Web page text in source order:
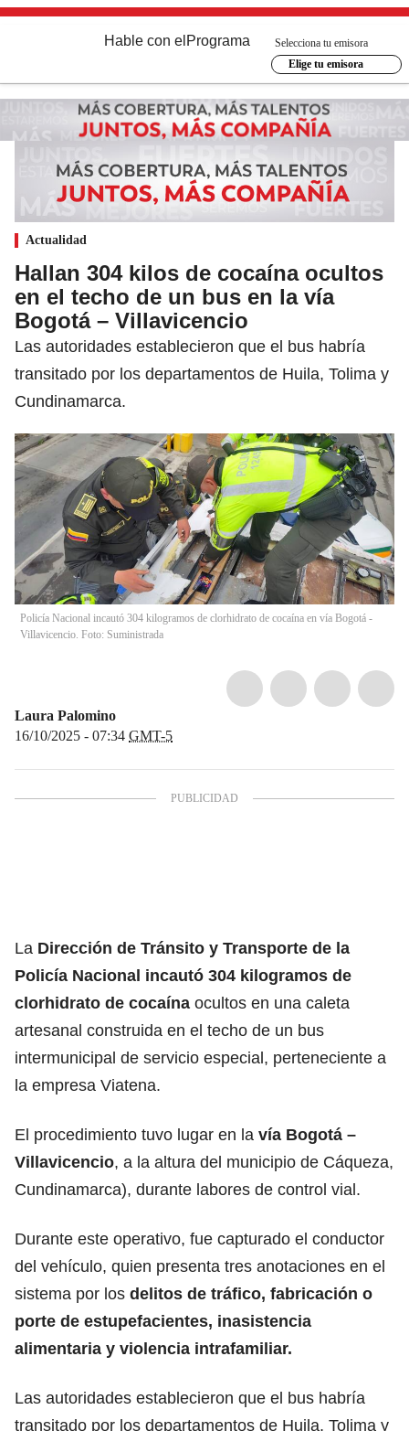
Hable con el Programa
Selecciona tu emisora
Elige tu emisora
Actualidad
Hallan 304 kilos de cocaína ocultos
en el techo de un bus en la vía
Bogotá – Villavicencio
Las autoridades establecieron que el bus habría
transitado por los departamentos de Huila, Tolima y
Cundinamarca.
Policía Nacional incautó 304 kilogramos de clorhidrato de cocaína en vía Bogotá -
Villavicencio. Foto: Suministrada
Laura Palomino
16/10/2025 - 07:34 GMT-5
La Dirección de Tránsito y Transporte de la
Policía Nacional incautó 304 kilogramos de
clorhidrato de cocaína ocultos en una caleta
artesanal construida en el techo de un bus
intermunicipal de servicio especial, perteneciente a
la empresa Viatena.
El procedimiento tuvo lugar en la vía Bogotá –
Villavicencio, a la altura del municipio de Cáqueza,
Cundinamarca), durante labores de control vial.
Durante este operativo, fue capturado el conductor
del vehículo, quien presenta tres anotaciones en el
sistema por los delitos de tráfico, fabricación o
porte de estupefacientes, inasistencia
alimentaria y violencia intrafamiliar.
Las autoridades establecieron que el bus habría
transitado por los departamentos de Huila, Tolima y